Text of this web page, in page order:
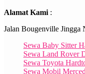
Alamat Kami :
Jalan Bougenville Jingga
Sewa Baby Sitter
Sewa Land Rover
Sewa Toyota
Sewa Mobil